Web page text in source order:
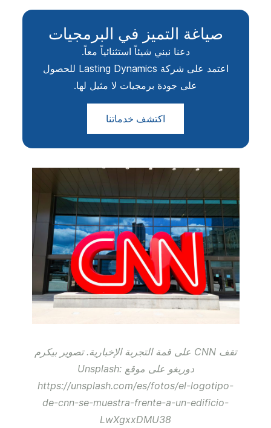
صياغة التميز في البرمجيات
دعنا نبني شيئاً استثنائياً معاً.
اعتمد على شركة Lasting Dynamics للحصول
على جودة برمجيات لا مثيل لها.
اكتشف خدماتنا
تقف CNN على قمة التجربة الإخبارية. تصوير بيكرم
دوريغو على موقع Unsplash:
https://unsplash.com/es/fotos/el-logotipo-
de-cnn-se-muestra-frente-a-un-edificio-
LwXgxxDMU38